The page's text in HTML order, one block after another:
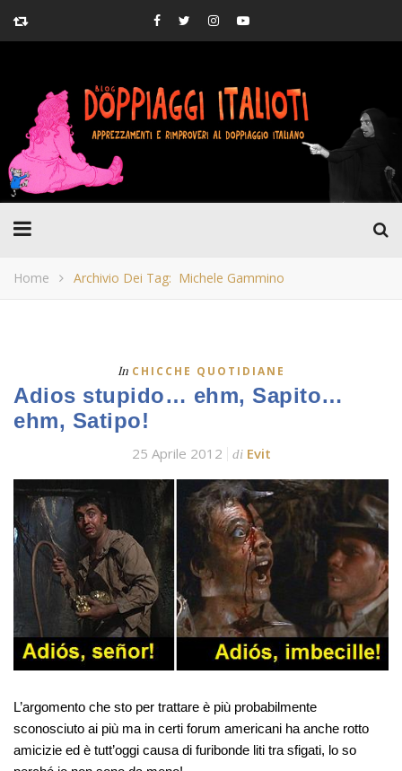
Home Archivio Dei Tag: Michele Gammino
In CHICCHE QUOTIDIANE
Adios stupido… ehm, Sapito…
ehm, Satipo!
25 Aprile 2012 di Evit
L’argomento che sto per trattare è più probabilmente
sconosciuto ai più ma in certi forum americani ha anche rotto
amicizie ed è tutt’oggi causa di furibonde liti tra sfigati, lo so